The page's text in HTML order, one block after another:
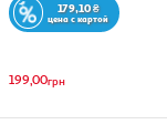
179,10₴
цена с картой
199,00грн